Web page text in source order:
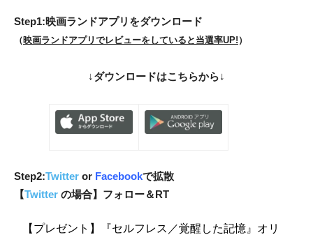
Step1:映画ランドアプリをダウンロード
（ 映画ランドアプリでレビューをしていると当選率UP! ）
↓ダウンロードはこちらから↓
Step2:Twitter or Facebookで拡散
【Twitter の場合】フォロー＆RT
【プレゼント】『セルフレス／覚醒した記憶』オリ